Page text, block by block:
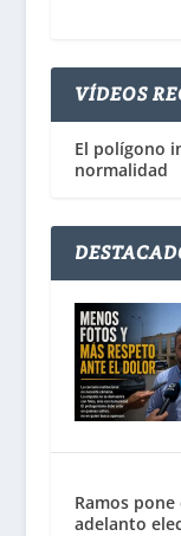
VÍDEOS
El polígono
normalidad
Ramos
adelanto